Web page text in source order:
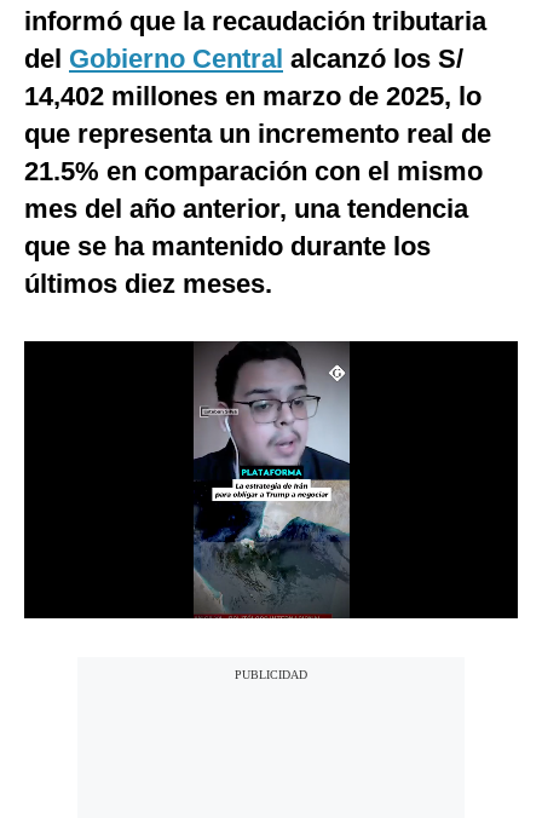
España
Internacional
Tecnología
Mix
G de Gestión
informó que la recaudación tributaria
del Gobierno Central alcanzó los S/
14,402 millones en marzo de 2025, lo
que representa un incremento real de
21.5% en comparación con el mismo
mes del año anterior, una tendencia
que se ha mantenido durante los
últimos diez meses.